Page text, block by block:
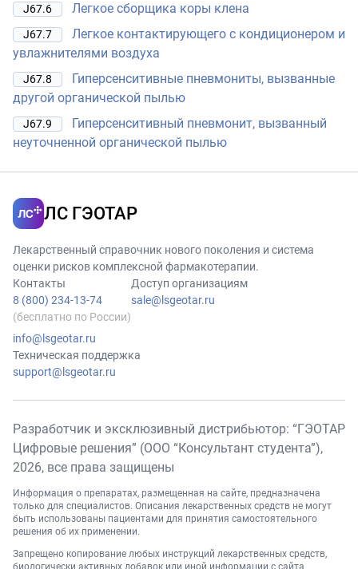
J67.6 Легкое сборщика коры клена
J67.7
Легкое контактирующего с кондиционером и
увлажнителями воздуха
J67.8
Гиперсенситивные пневмониты, вызванные
другой органической пылью
J67.9
Гиперсенситивный пневмонит, вызванный
неуточненной органической пылью
ЛС ГЭОТАР
Лекарственный справочник нового поколения и система
оценки рисков комплексной фармакотерапии.
Контакты
8 (800) 234-13-74
(бесплатно по России)
info@lsgeotar.ru
Доступ организациям
sale@lsgeotar.ru
Техническая поддержка
support@lsgeotar.ru
Разработчик и эксклюзивный дистрибьютор: “ГЭОТАР
Цифровые решения” (ООО “Консультант студента”),
2026, все права защищены
Информация о препаратах, размещенная на сайте, предназначена
только для специалистов. Описания лекарственных средств не могут
быть использованы пациентами для принятия самостоятельного
решения об их применении.
Запрещено копирование любых инструкций лекарственных средств,
биологически активных добавок или иной информации с сайта